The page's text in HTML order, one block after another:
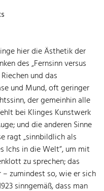
hier die Ästhetik der
des „Fernsinn versus
und das
und Mund, oft geringer
der gemeinhin alle
bei Klinges Kunstwerk
und die anderen Sinne
ragt „sinnbildlich als
Ichs in die Welt“, um mit
zu sprechen; das
zumindest so, wie er sich
sinngemäß, dass man